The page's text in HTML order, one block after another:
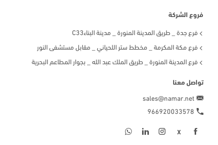
فروع الشركة
فرع جدة _ طريق المدينة المنورة _ مدينة البناءC33
فرع مكة المكرمة _ مخطط ستر اللحياني _ مقابل مستشفى النور
فرع المدينة المنورة _ طريق الملك عبد الله _ بجوار المطاعم البحرية
تواصل معنا
sales@namar.net
966920033578
X